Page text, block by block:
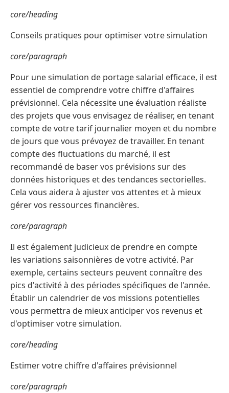
core/heading
Conseils pratiques pour optimiser votre simulation
core/paragraph
Pour une simulation de portage salarial efficace, il est
essentiel de comprendre votre chiffre d'affaires
prévisionnel. Cela nécessite une évaluation réaliste
des projets que vous envisagez de réaliser, en tenant
compte de votre tarif journalier moyen et du nombre
de jours que vous prévoyez de travailler. En tenant
compte des fluctuations du marché, il est
recommandé de baser vos prévisions sur des
données historiques et des tendances sectorielles.
Cela vous aidera à ajuster vos attentes et à mieux
gérer vos ressources financières.
core/paragraph
Il est également judicieux de prendre en compte
les variations saisonnières de votre activité. Par
exemple, certains secteurs peuvent connaître des
pics d'activité à des périodes spécifiques de l'année.
Établir un calendrier de vos missions potentielles
vous permettra de mieux anticiper vos revenus et
d'optimiser votre simulation.
core/heading
Estimer votre chiffre d'affaires prévisionnel
core/paragraph